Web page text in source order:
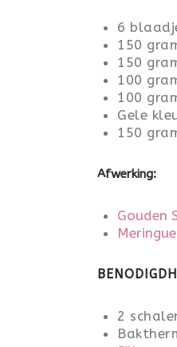
6
150
150
100
100
Gele
150
Afwerking:
Gouden
2